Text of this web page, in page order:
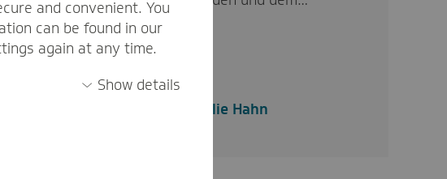
Natalie Hahn
and convenient. You
can be found in our
again at any time.
Show details